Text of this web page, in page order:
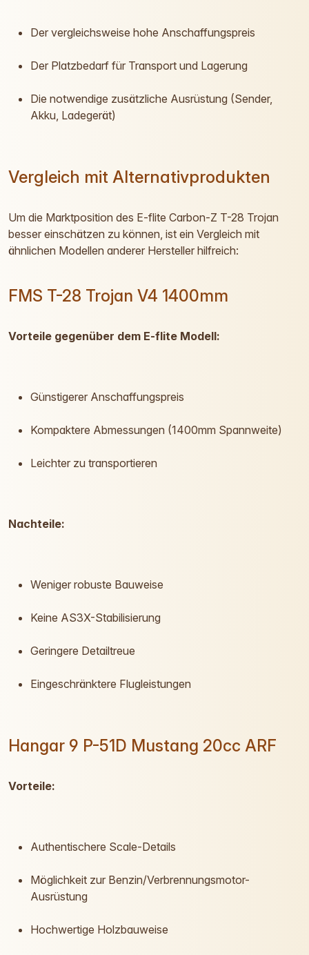
Der vergleichsweise hohe Anschaffungspreis
Der Platzbedarf für Transport und Lagerung
Die notwendige zusätzliche Ausrüstung (Sender,
Akku, Ladegerät)
Vergleich mit Alternativprodukten
Um die Marktposition des E-flite Carbon-Z T-28 Trojan
besser einschätzen zu können, ist ein Vergleich mit
ähnlichen Modellen anderer Hersteller hilfreich:
FMS T-28 Trojan V4 1400mm
Vorteile gegenüber dem E-flite Modell:
Günstigerer Anschaffungspreis
Kompaktere Abmessungen (1400mm Spannweite)
Leichter zu transportieren
Nachteile:
Weniger robuste Bauweise
Keine AS3X-Stabilisierung
Geringere Detailtreue
Eingeschränktere Flugleistungen
Hangar 9 P-51D Mustang 20cc ARF
Vorteile:
Authentischere Scale-Details
Möglichkeit zur Benzin/Verbrennungsmotor-
Ausrüstung
Hochwertige Holzbauweise